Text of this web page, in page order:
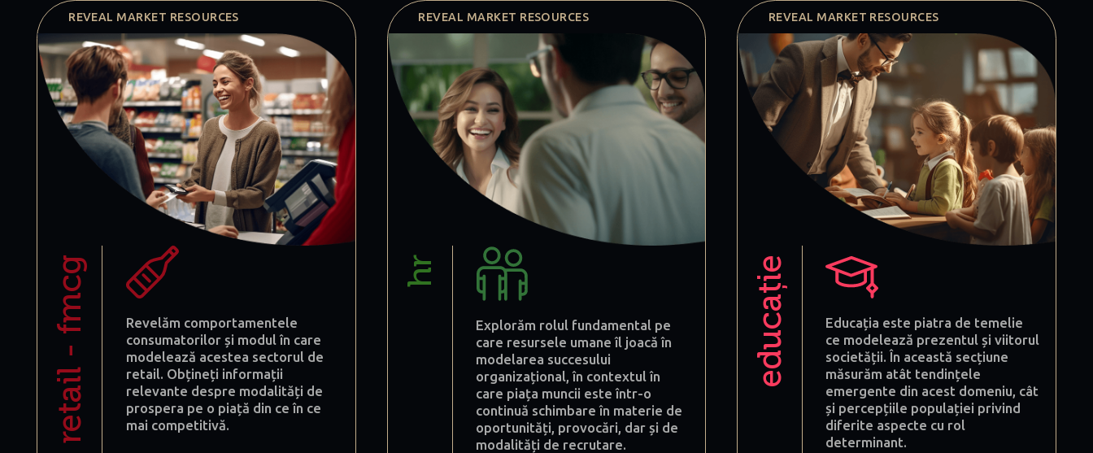
REVEAL MARKET RESOURCES
retail - fmcg
Revelăm comportamentele
consumatorilor și modul în care
modelează acestea sectorul de
retail. Obțineți informații
relevante despre modalități de
prospera pe o piață din ce în ce
mai competitivă.
REVEAL MARKET RESOURCES
hr
Explorăm rolul fundamental pe
care resursele umane îl joacă în
modelarea succesului
organizațional, în contextul în
care piața muncii este într-o
continuă schimbare în materie de
oportunități, provocări, dar și de
modalități de recrutare.
REVEAL MARKET RESOURCES
educație
Educația este piatra de temelie
ce modelează prezentul și viitorul
societății. În această secțiune
măsurăm atât tendințele
emergente din acest domeniu, cât
și percepțiile populației privind
diferite aspecte cu rol
determinant.